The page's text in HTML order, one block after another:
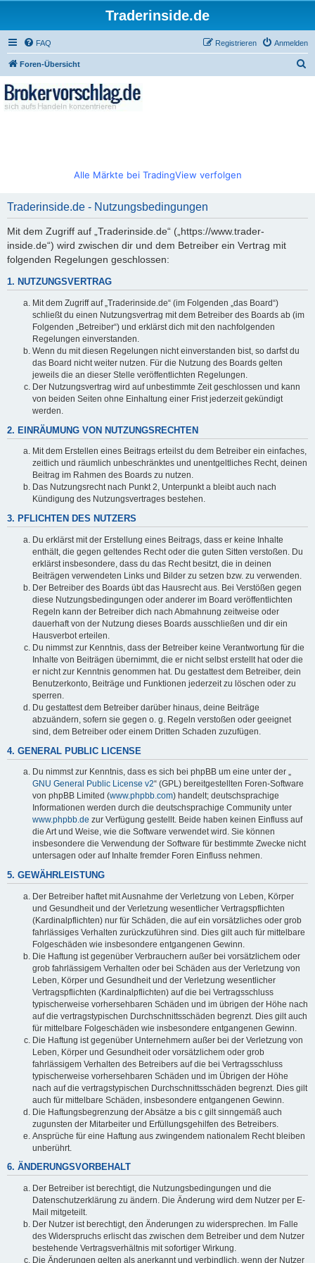
Traderinside.de
FAQ Anmelden
Registrieren
Foren-Übersicht
Alle Märkte bei TradingView verfolgen
Traderinside.de - Nutzungsbedingungen
Mit dem Zugriff auf „Traderinside.de“ („https://www.trader-
inside.de“) wird zwischen dir und dem Betreiber ein Vertrag mit
folgenden Regelungen geschlossen:
1. NUTZUNGSVERTRAG
Mit dem Zugriff auf „Traderinside.de“ (im Folgenden „das Board“)
schließt du einen Nutzungsvertrag mit dem Betreiber des Boards ab (im
Folgenden „Betreiber“) und erklärst dich mit den nachfolgenden
Regelungen einverstanden.
Wenn du mit diesen Regelungen nicht einverstanden bist, so darfst du
das Board nicht weiter nutzen. Für die Nutzung des Boards gelten
jeweils die an dieser Stelle veröffentlichten Regelungen.
Der Nutzungsvertrag wird auf unbestimmte Zeit geschlossen und kann
von beiden Seiten ohne Einhaltung einer Frist jederzeit gekündigt
werden.
2. EINRÄUMUNG VON NUTZUNGSRECHTEN
Mit dem Erstellen eines Beitrags erteilst du dem Betreiber ein einfaches,
zeitlich und räumlich unbeschränktes und unentgeltliches Recht, deinen
Beitrag im Rahmen des Boards zu nutzen.
Das Nutzungsrecht nach Punkt 2, Unterpunkt a bleibt auch nach
Kündigung des Nutzungsvertrages bestehen.
3. PFLICHTEN DES NUTZERS
Du erklärst mit der Erstellung eines Beitrags, dass er keine Inhalte
enthält, die gegen geltendes Recht oder die guten Sitten verstoßen. Du
erklärst insbesondere, dass du das Recht besitzt, die in deinen
Beiträgen verwendeten Links und Bilder zu setzen bzw. zu verwenden.
Der Betreiber des Boards übt das Hausrecht aus. Bei Verstößen gegen
diese Nutzungsbedingungen oder anderer im Board veröffentlichten
Regeln kann der Betreiber dich nach Abmahnung zeitweise oder
dauerhaft von der Nutzung dieses Boards ausschließen und dir ein
Hausverbot erteilen.
Du nimmst zur Kenntnis, dass der Betreiber keine Verantwortung für die
Inhalte von Beiträgen übernimmt, die er nicht selbst erstellt hat oder die
er nicht zur Kenntnis genommen hat. Du gestattest dem Betreiber, dein
Benutzerkonto, Beiträge und Funktionen jederzeit zu löschen oder zu
sperren.
Du gestattest dem Betreiber darüber hinaus, deine Beiträge
abzuändern, sofern sie gegen o. g. Regeln verstoßen oder geeignet
sind, dem Betreiber oder einem Dritten Schaden zuzufügen.
4. GENERAL PUBLIC LICENSE
Du nimmst zur Kenntnis, dass es sich bei phpBB um eine unter der „
GNU General Public License v2“ (GPL) bereitgestellten Foren-Software
von phpBB Limited (www.phpbb.com) handelt; deutschsprachige
Informationen werden durch die deutschsprachige Community unter
www.phpbb.de zur Verfügung gestellt. Beide haben keinen Einfluss auf
die Art und Weise, wie die Software verwendet wird. Sie können
insbesondere die Verwendung der Software für bestimmte Zwecke nicht
untersagen oder auf Inhalte fremder Foren Einfluss nehmen.
5. GEWÄHRLEISTUNG
Der Betreiber haftet mit Ausnahme der Verletzung von Leben, Körper
und Gesundheit und der Verletzung wesentlicher Vertragspflichten
(Kardinalpflichten) nur für Schäden, die auf ein vorsätzliches oder grob
fahrlässiges Verhalten zurückzuführen sind. Dies gilt auch für mittelbare
Folgeschäden wie insbesondere entgangenen Gewinn.
Die Haftung ist gegenüber Verbrauchern außer bei vorsätzlichem oder
grob fahrlässigem Verhalten oder bei Schäden aus der Verletzung von
Leben, Körper und Gesundheit und der Verletzung wesentlicher
Vertragspflichten (Kardinalpflichten) auf die bei Vertragsschluss
typischerweise vorhersehbaren Schäden und im übrigen der Höhe nach
auf die vertragstypischen Durchschnittsschäden begrenzt. Dies gilt auch
für mittelbare Folgeschäden wie insbesondere entgangenen Gewinn.
Die Haftung ist gegenüber Unternehmern außer bei der Verletzung von
Leben, Körper und Gesundheit oder vorsätzlichem oder grob
fahrlässigem Verhalten des Betreibers auf die bei Vertragsschluss
typischerweise vorhersehbaren Schäden und im Übrigen der Höhe
nach auf die vertragstypischen Durchschnittsschäden begrenzt. Dies gilt
auch für mittelbare Schäden, insbesondere entgangenen Gewinn.
Die Haftungsbegrenzung der Absätze a bis c gilt sinngemäß auch
zugunsten der Mitarbeiter und Erfüllungsgehilfen des Betreibers.
Ansprüche für eine Haftung aus zwingendem nationalem Recht bleiben
unberührt.
6. ÄNDERUNGSVORBEHALT
Der Betreiber ist berechtigt, die Nutzungsbedingungen und die
Datenschutzerklärung zu ändern. Die Änderung wird dem Nutzer per E-
Mail mitgeteilt.
Der Nutzer ist berechtigt, den Änderungen zu widersprechen. Im Falle
des Widerspruchs erlischt das zwischen dem Betreiber und dem Nutzer
bestehende Vertragsverhältnis mit sofortiger Wirkung.
Die Änderungen gelten als anerkannt und verbindlich, wenn der Nutzer